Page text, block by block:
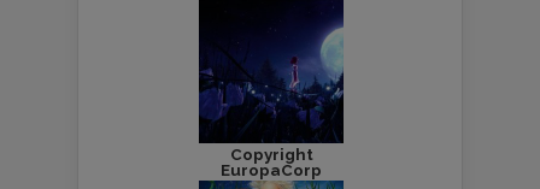
Copyright
EuropaCorp